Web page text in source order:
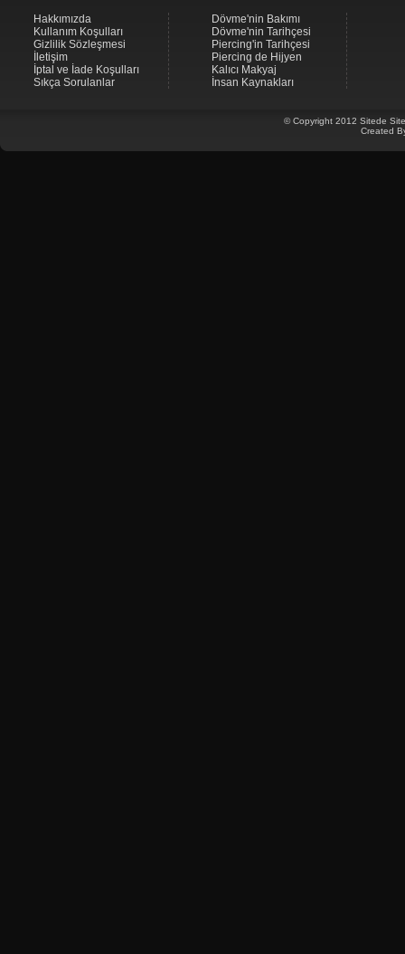
Hakkımızda
Kullanım Koşulları
Gizlilik Sözleşmesi
İletişim
İptal ve İade Koşulları
Sıkça Sorulanlar
© Copyright 2012 Sitede
Created
Dövme'nin Bakımı
Dövme'nin Tarihçesi
Piercing'in Tarihçesi
Piercing de Hijyen
Kalıcı Makyaj
İnsan Kaynakları